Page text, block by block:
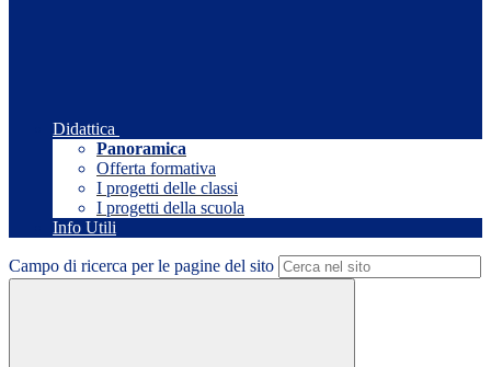
Didattica
Panoramica
Offerta formativa
I progetti delle classi
I progetti della scuola
Info Utili
Campo di ricerca per le pagine del sito